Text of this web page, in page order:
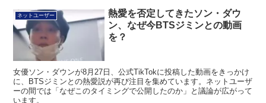
ネットユーザー
熱愛を否定してきたソン・ダウ
ン、なぜ今BTSジミンとの動画
を？
女優ソン・ダウンが8月27日、公式TikTokに投稿した動画をきっかけ
に、BTSジミンとの熱愛説が再び注目を集めています。ネットユーザ
ーの間では「なぜこのタイミングで公開したのか」と議論が広がって
います。